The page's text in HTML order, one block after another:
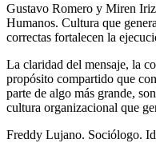
Gustavo Romero y Miren
Humanos. Cultura que
correctas fortalecen la
La claridad del mensaje, la
propósito compartido que
parte de algo más grande,
cultura organizacional que
Freddy Lujano. Sociólogo.